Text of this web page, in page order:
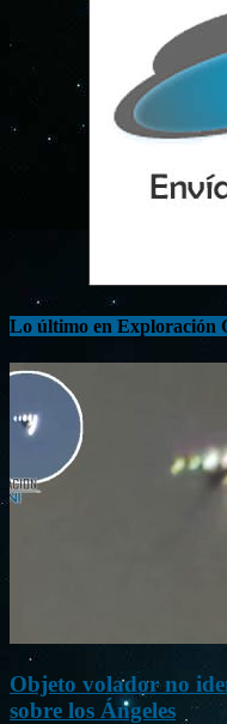
Lo último en Exploración
Objeto volador no
sobre los Ángeles